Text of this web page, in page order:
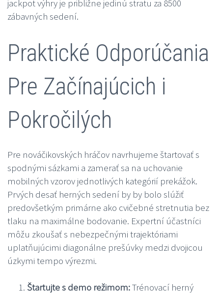
jackpot výhry je približne jedinú stratu za 8500
zábavných sedení.
Praktické Odporúčania
Pre Začínajúcich i
Pokročilých
Pre nováčikovských hráčov navrhujeme štartovať s
spodnými sázkami a zamerať sa na uchovanie
mobilných vzorov jednotlivých kategórií prekážok.
Prvých desať herných sedení by by bolo slúžiť
predovšetkým primárne ako cvičebné stretnutia bez
tlaku na maximálne bodovanie. Expertní účastníci
môžu zkoušať s nebezpečnými trajektóriami
uplatňujúcimi diagonálne prešúvky medzi dvojicou
úzkymi tempo výrezmi.
Štartujte s demo režimom:Trénovací herný